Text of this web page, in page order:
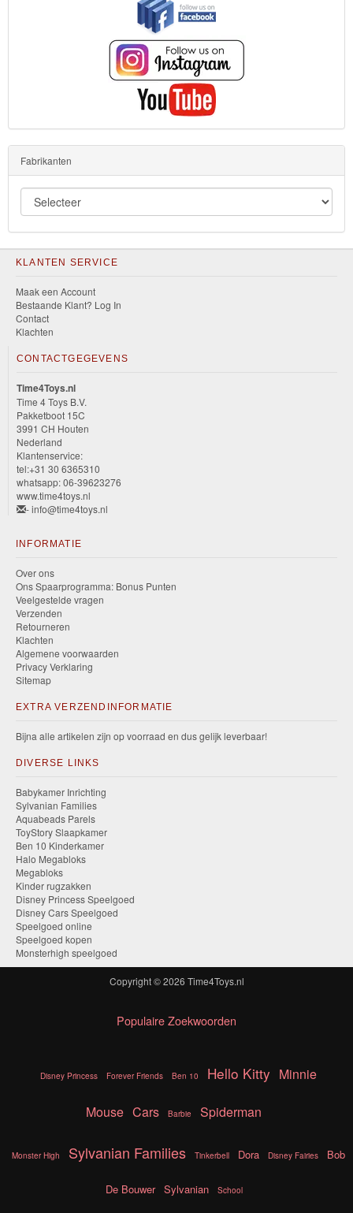
Fabrikanten
KLANTEN SERVICE
Maak een Account
Bestaande Klant? Log In
Contact
Klachten
CONTACTGEGEVENS
Time4Toys.nl
Time 4 Toys B.V.
Pakketboot 15C
3991 CH Houten
Nederland
Klantenservice:
tel:+31 30 6365310
whatsapp: 06-39623276
www.time4toys.nl
- info@time4toys.nl
INFORMATIE
Over ons
Ons Spaarprogramma: Bonus Punten
Veelgestelde vragen
Verzenden
Retourneren
Klachten
Algemene voorwaarden
Privacy Verklaring
Sitemap
EXTRA VERZENDINFORMATIE
Bijna alle artikelen zijn op voorraad en dus gelijk leverbaar!
DIVERSE LINKS
Babykamer Inrichting
Sylvanian Families
Aquabeads Parels
ToyStory Slaapkamer
Ben 10 Kinderkamer
Halo Megabloks
Megabloks
Kinder rugzakken
Disney Princess Speelgoed
Disney Cars Speelgoed
Speelgoed online
Speelgoed kopen
Monsterhigh speelgoed
Copyright © 2026 Time4Toys.nl
Populaire Zoekwoorden
Disney Princess Forever Friends Ben 10 Hello Kitty Minnie
Mouse Cars Barbie Spiderman
Monster High Sylvanian Families Tinkerbell Dora Disney Fairies Bob
De Bouwer Sylvanian School